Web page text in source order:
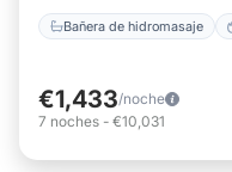
Bañera de hidromasaje
€1,433/noche
7 noches - €10,031